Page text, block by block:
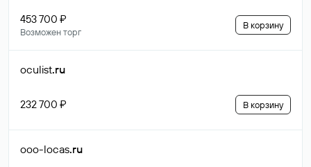
453 700 ₽
Возможен торг
В корзину
oculist.ru
232 700 ₽ В корзину
ooo-locas.ru